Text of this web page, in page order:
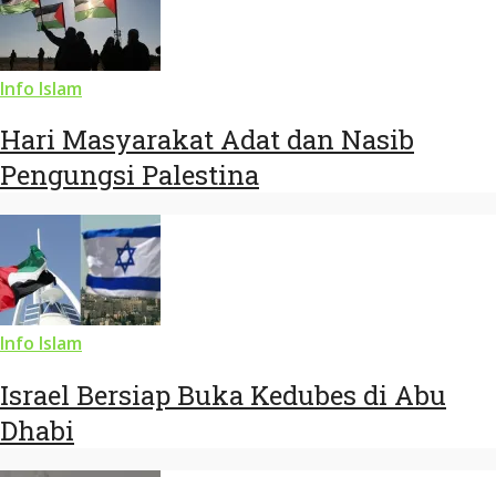
Info Islam
Hari Masyarakat Adat dan Nasib
Pengungsi Palestina
Info Islam
Israel Bersiap Buka Kedubes di Abu
Dhabi